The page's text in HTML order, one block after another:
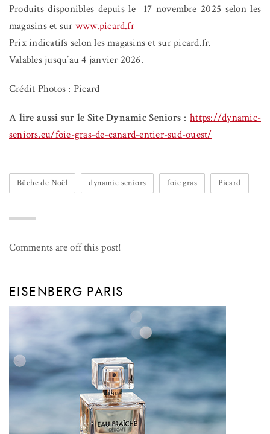
Produits disponibles depuis le 17 novembre 2025 selon les
magasins et sur www.picard.fr
Prix indicatifs selon les magasins et sur picard.fr.
Valables jusqu’au 4 janvier 2026.
Crédit Photos : Picard
A lire aussi sur le Site Dynamic Seniors :https://dynamic-
seniors.eu/foie-gras-de-canard-entier-sud-ouest/
Bûche de Noël dynamic seniors foie gras Picard
Comments are off this post!
EISENBERG PARIS